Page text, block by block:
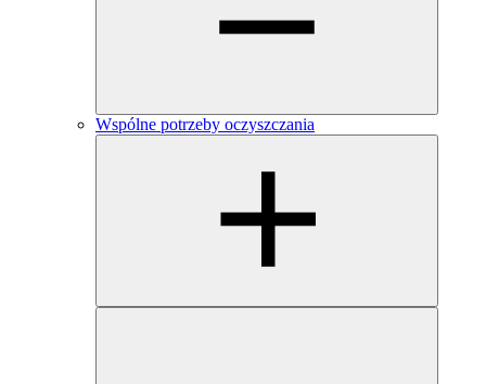
Wspólne potrzeby oczyszczania